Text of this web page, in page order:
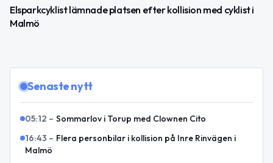
Elsparkcyklist lämnade platsen efter kollision med cyklist i
Malmö
Senaste nytt
05:12 – Sommarlov i Torup med Clownen Cito
16:43 – Flera personbilar i kollision på Inre Rinvägen i
Malmö